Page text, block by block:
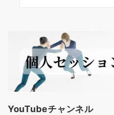
YouTubeチャンネル